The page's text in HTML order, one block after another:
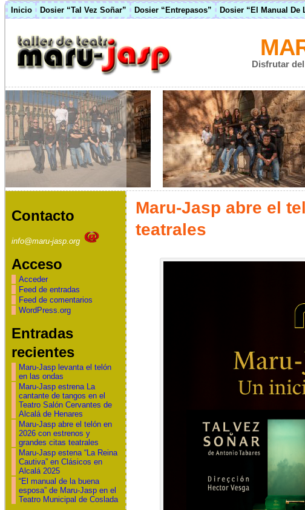
Inicio Dosier “Tal Vez Soñar” Dosier “Entrepasos” Dosier “El Manual De
Disfrutar
Contacto
info@maru-jasp.org
Acceso
Acceder
Feed de entradas
Feed de comentarios
WordPress.org
Entradas
recientes
Maru-Jasp levanta el telón
en las ondas
Maru-Jasp estrena La
cantante de tangos en el
Teatro Salón Cervantes de
Alcalá de Henares
Maru-Jasp abre el telón en
2026 con estrenos y
grandes citas teatrales
Maru-Jasp estena “La Reina
Cautiva” en Clásicos en
Alcalá 2025
“El manual de la buena
esposa” de Maru-Jasp en el
Teatro Municipal de Coslada
Maru-Jasp abre el
teatrales